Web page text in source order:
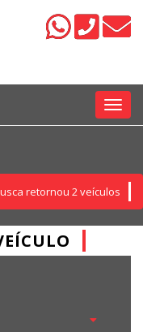
Menu
retornou 2 veículos